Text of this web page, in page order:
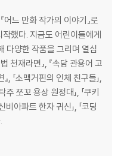
느 만화 작가의 이야기』로
했다. 지금도 어린이들에게
다양한 작품을 그리며 열심
천재라면』, 『속담 관용어 고
, 「소맥거핀의 인체 친구들」,
주 쪼꼬 용상 원정대」, 「쿠키
비아파트 한자 귀신」, 「코딩